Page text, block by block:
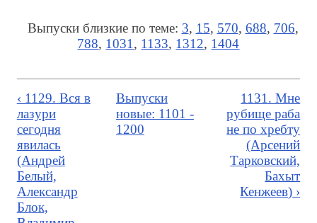
Выпуски близкие по теме: 3, 15, 570, 688, 706,
788, 1031, 1133, 1312, 1404
‹ 1129. Вся в
лазури
сегодня
явилась
(Андрей
Белый,
Александр
Блок,
Выпуски
новые: 1101 -
1200
1131. Мне
рубище раба
не по хребту
(Арсений
Тарковский,
Бахыт
Кенжеев) ›